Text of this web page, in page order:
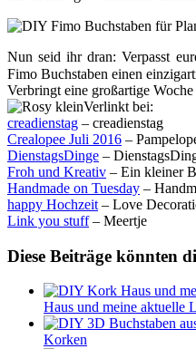
Nun seid ihr dran: Verpasst
Fimo Buchstaben einen
Verbringt eine großartige
Verlinkt bei:
creadienstag – creadienstag
Crealopee Juli 2016 –
DienstagsDinge –
Froh und Kreativ – Ein kleiner
Handmade on Tuesday –
happy Hochzeit – Love
Link you stuff– Meertje
Diese Beiträge könnten
Haus und meine aktuelle
Korken